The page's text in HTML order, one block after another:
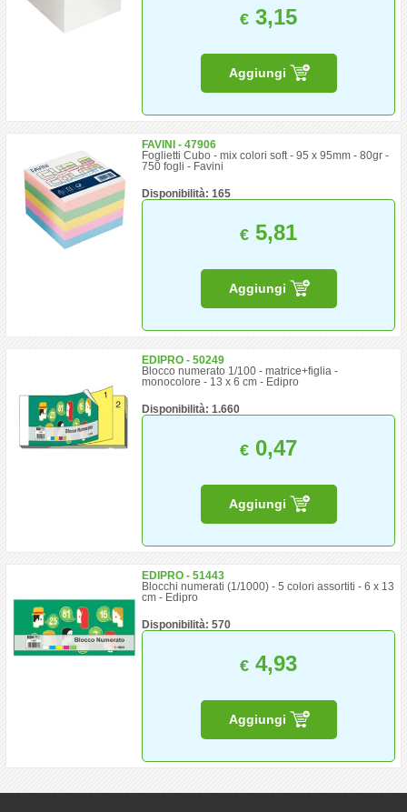
€ 3,15
Aggiungi
FAVINI - 47906
Foglietti Cubo - mix colori soft - 95 x 95mm - 80gr -
750 fogli - Favini
Disponibilità: 165
€ 5,81
Aggiungi
EDIPRO - 50249
Blocco numerato 1/100 - matrice+figlia -
monocolore - 13 x 6 cm - Edipro
Disponibilità: 1.660
€ 0,47
Aggiungi
EDIPRO - 51443
Blocchi numerati (1/1000) - 5 colori assortiti - 6 x 13
cm - Edipro
Disponibilità: 570
€ 4,93
Aggiungi